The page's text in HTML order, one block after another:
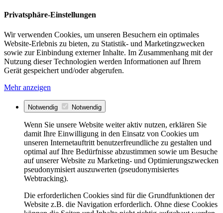
Privatsphäre-Einstellungen
Wir verwenden Cookies, um unseren Besuchern ein optimales
Website-Erlebnis zu bieten, zu Statistik- und Marketingzwecken
sowie zur Einbindung externer Inhalte. Im Zusammenhang mit der
Nutzung dieser Technologien werden Informationen auf Ihrem
Gerät gespeichert und/oder abgerufen.
Mehr anzeigen
Notwendig Notwendig
Wenn Sie unsere Website weiter aktiv nutzen, erklären Sie
damit Ihre Einwilligung in den Einsatz von Cookies um
unseren Internetauftritt benutzerfreundliche zu gestalten und
optimal auf Ihre Bedürfnisse abzustimmen sowie um Besuche
auf unserer Website zu Marketing- und Optimierungszwecken
pseudonymisiert auszuwerten (pseudonymisiertes
Webtracking).
Die erforderlichen Cookies sind für die Grundfunktionen der
Website z.B. die Navigation erforderlich. Ohne diese Cookies